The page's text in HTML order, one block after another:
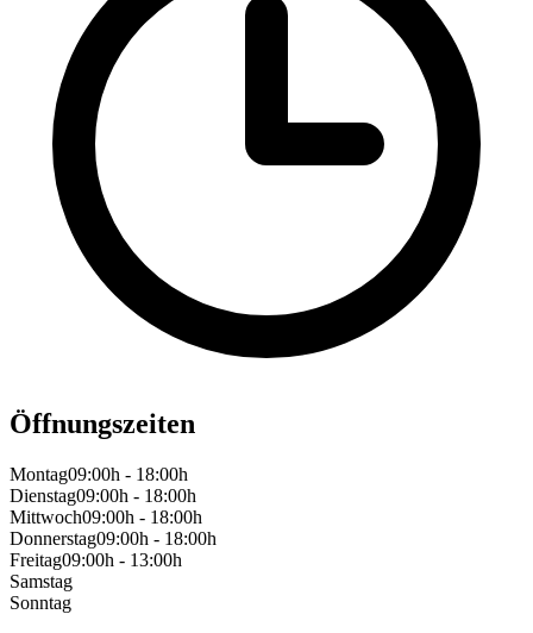
Öffnungszeiten
Montag09:00h - 18:00h
Dienstag09:00h - 18:00h
Mittwoch09:00h - 18:00h
Donnerstag09:00h - 18:00h
Freitag09:00h - 13:00h
Samstag
Sonntag